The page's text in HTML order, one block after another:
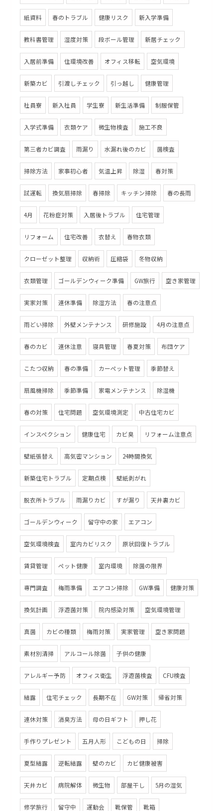
紙資料 春のトラブル 健康リスク 新入学準備
教科書管理 湿度対策 段ボール管理 新居チェック
入居前準備 住環境改善 オフィス移転 空気環境
新築カビ 引渡しチェック 引っ越し 健康管理
社員寮 新入社員 学生寮 新生活準備 制服保管
入学式準備 衣類ケア 微生物検査 施工不良
第三者カビ調査 雨漏り 水漏れ後のカビ 菌検査
掃除方法 家事初心者 気温上昇 除湿 春対策
試運転 換気扇掃除 春掃除 キッチン掃除 春の長雨
4月 花粉症対策 入居後トラブル 住宅管理
リフォーム 住宅改善 衣替え 春物衣類
クローゼット整理 収納術 圧縮袋 冬物収納
衣類管理 ゴールデンウィーク準備 GW旅行 空き家管理
実家対策 連休準備 除湿方法 春の注意点
雨どい掃除 外壁メンテナンス 研修施設 4月の注意点
春のカビ 連休注意 寝具管理 春夏対策 布団ケア
こたつ収納 春の準備 カーペット管理 季節替え
扇風機掃除 季節準備 家電メンテナンス 除湿機
春の対策 住宅問題 空気環境測定 中古住宅カビ
インスペクション 健康住宅 カビ臭 リフォーム注意点
壁紙張替え 高気密マンション 24時間換気
新築住宅トラブル 定期点検 壁紙剥がれ
脱衣所トラブル 雨漏りカビ すが漏り 天井裏カビ
ゴールデンウィーク 留守中の家 エアコン
空気環境検査 室内カビリスク 原状回復トラブル
賃貸管理 ペット健康 室内環境 除菌の限界
専門調査 梅雨準備 エアコン掃除 GW準備 健康対策
換気計画 浮遊菌対策 院内感染対策 空気環境管理
真菌 カビの種類 梅雨対策 実家管理 空き家問題
素材別清掃 アルコール除菌 子供の健康
アレルギー予防 オフィス衛生 浮遊菌検査 CFU検査
結露 住宅チェック 長期不在 GW対策 帰省対策
連休対策 消臭方法 母の日ギフト 押し花
手作りプレゼント 五月人形 こどもの日 掃除
夏型結露 逆転結露 壁のカビ カビ健康被害
天井カビ 病院解体 微生物 部屋干し 5月の湿気
修学旅行 留守中 運動会 靴保管 靴箱